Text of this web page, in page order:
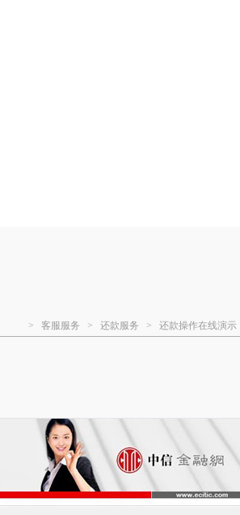
> 客服服务 > 还款服务 > 还款操作在线演示